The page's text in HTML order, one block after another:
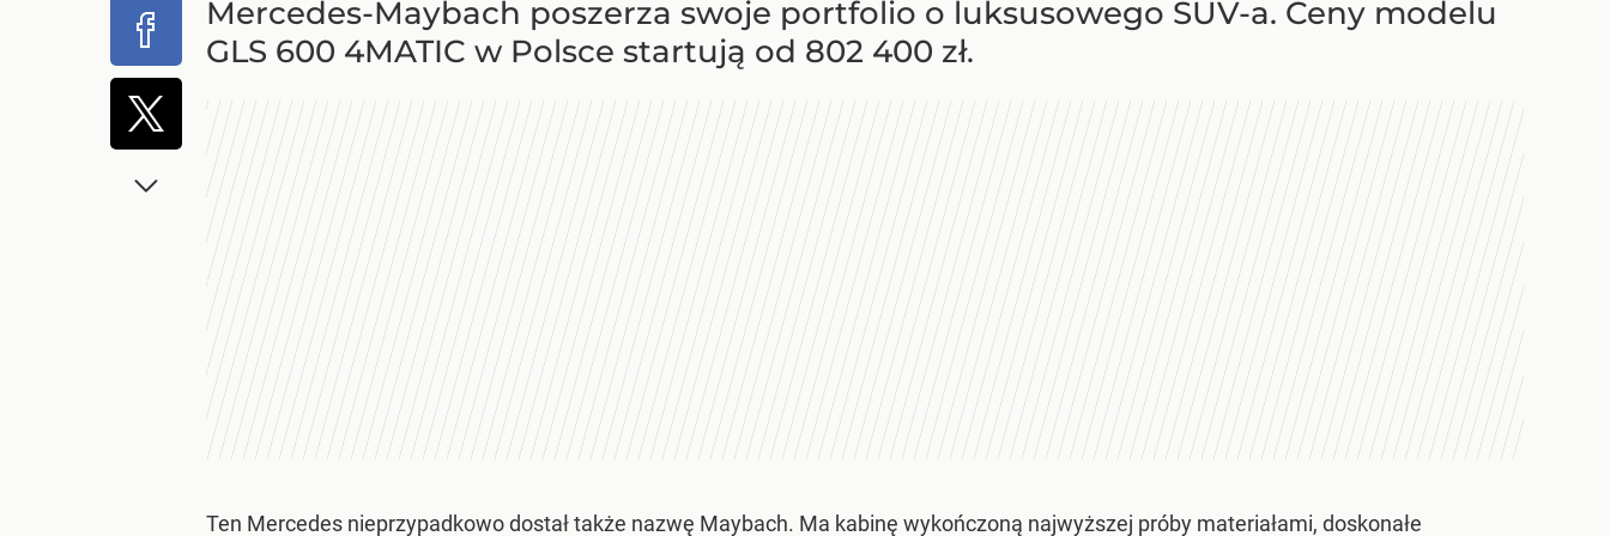
Mercedes-Maybach poszerza swoje portfolio o luksusowego SUV-a. Ceny modelu
GLS 600 4MATIC w Polsce startują od 802 400 zł.
Ten Mercedes nieprzypadkowo dostał także nazwę Maybach. Ma kabinę wykończoną najwyższej próby materiałami, doskonałe